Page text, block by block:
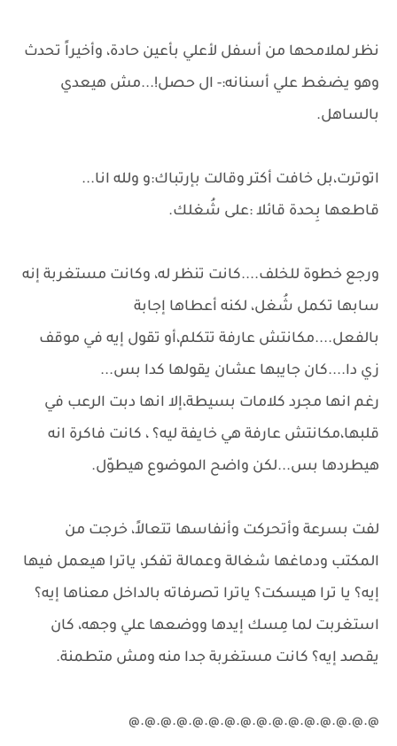
نظر لملامحها من أسفل لأعلي بأعين حادة، وأخيراً تحدث
وهو يضغط علي أسنانه:- ال حصل!...مش هيعدي
بالساهل.
اتوترت،بل خافت أكتر وقالت بإرتباك:و ولله انا...
قاطعها بِحدة قائلا :على شُغلك.
ورجع خطوة للخلف....كانت تنظر له، وكانت مستغربة إنه
سابها تكمل شُغل، لكنه أعطاها إجابة
بالفعل....مكانتش عارفة تتكلم،أو تقول إيه في موقف
زي دا....كان جايبها عشان يقولها كدا بس...
رغم انها مجرد كلامات بسيطة،إلا انها دبت الرعب في
قلبها،مكانتش عارفة هي خايفة ليه؟ ، كانت فاكرة انه
هيطردها بس...لكن واضح الموضوع هيطوّل.
لفت بسرعة وأتحركت وأنفاسها تتعالاً، خرجت من
المكتب ودماغها شغالة وعمالة تفكر، ياترا هيعمل فيها
إيه؟ يا ترا هيسكت؟ ياترا تصرفاته بالداخل معناها إيه؟
استغربت لما مِسك إيدها ووضعها علي وجهه، كان
يقصد إيه؟ كانت مستغربة جدا منه ومش متطمنة.
@.@.@.@.@.@.@.@.@.@.@.@.@.@.@.@